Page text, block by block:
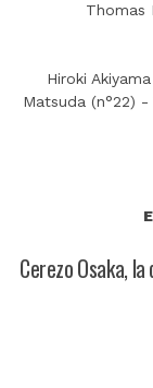
Thomas
Hiroki
Matsuda (n°22) -
Cerezo Osaka,